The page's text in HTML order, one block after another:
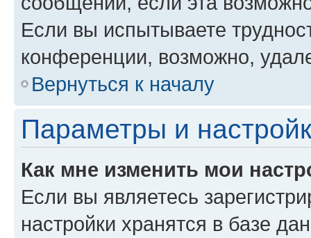
Если вы испытываете
конференции, возможно,
Вернуться к началу
Параметры и
Как мне изменить мои
Если вы являетесь
настройки хранятся в базе